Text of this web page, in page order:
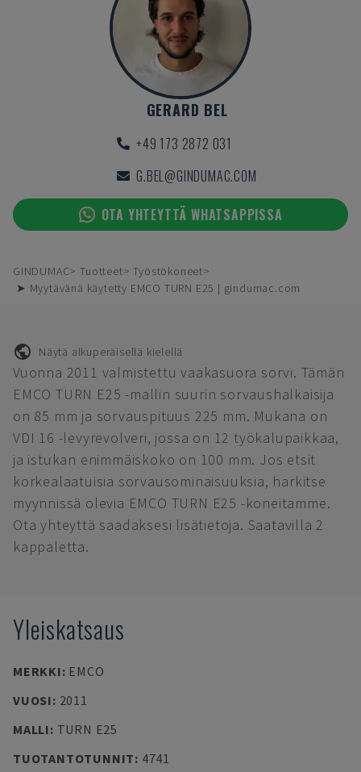
GERARD BEL
+49 173 2872 031
G.BEL@GINDUMAC.COM
OTA YHTEYTTÄ WHATSAPPISSA
GINDUMAC Tuotteet
Työstökoneet
➤ Myytävänä käytetty EMCO TURN E25 | gindumac.com
Näytä alkuperäisellä kielellä
Vuonna 2011 valmistettu vaakasuora sorvi. Tämän
EMCO TURN E25 -mallin suurin sorvaushalkaisija
on 85 mm ja sorvauspituus 225 mm. Mukana on
VDI 16 -levyrevolveri, jossa on 12 työkalupaikkaa,
ja istukan enimmäiskoko on 100 mm. Jos etsit
korkealaatuisia sorvausominaisuuksia, harkitse
myynnissä olevia EMCO TURN E25 -koneitamme.
Ota yhteyttä saadaksesi lisätietoja. Saatavilla 2
kappaletta.
Yleiskatsaus
MERKKI: EMCO
VUOSI: 2011
MALLI: TURN E25
TUOTANTOTUNNIT: 4741